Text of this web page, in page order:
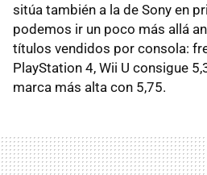
sitúa también a la de Sony en
podemos ir un poco más allá
títulos vendidos por consola:
PlayStation 4, Wii U consigue
marca más alta con 5,75.